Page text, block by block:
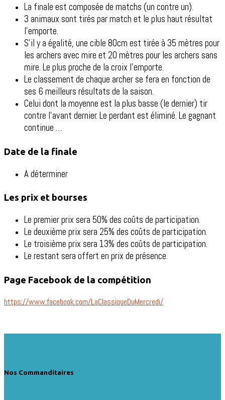
La finale est composée de matchs (un contre un).
3 animaux sont tirés par match et le plus haut résultat
l’emporte.
S’il y a égalité, une cible 80cm est tirée à 35 mètres pour
les archers avec mire et 20 mètres pour les archers sans
mire. Le plus proche de la croix l’emporte.
Le classement de chaque archer se fera en fonction de
ses 6 meilleurs résultats de la saison.
Celui dont la moyenne est la plus basse (le dernier) tir
contre l’avant dernier. Le perdant est éliminé. Le gagnant
continue …
Date de la finale
A déterminer
Les prix et bourses
Le premier prix sera 50% des coûts de participation.
Le deuxième prix sera 25% des coûts de participation.
Le troisième prix sera 13% des coûts de participation.
Le restant sera offert en prix de présence.
Page Facebook de la compétition
https://www.facebook.com/LaClassiqueDuMercredi/
Nos Commanditaires